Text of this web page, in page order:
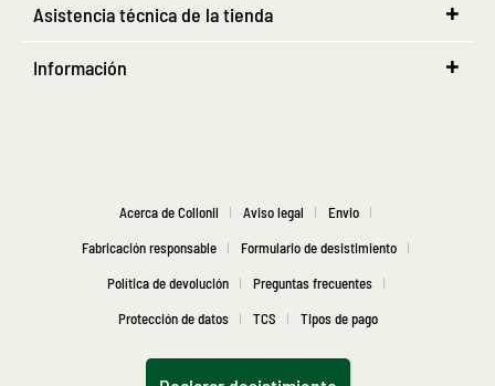
Asistencia técnica de la tienda
Información
Acerca de Collonil Aviso legal
Envio
Fabricación responsable
Formulario de desistimiento
Política de devolución
Preguntas frecuentes
Protección de datos
TCS Tipos de pago